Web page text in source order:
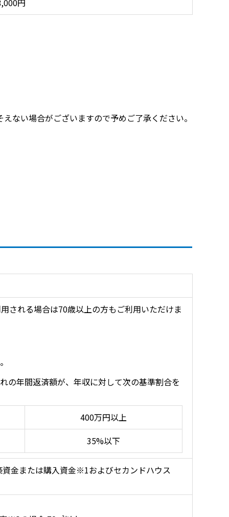
円
ない場合がございますので予めご了承ください。
される場合は70歳以上の方もご利用いただけま
の年間返済額が、年収に対して次の基準割合を
400万円以上
35%以下
金または購入資金※1およびセカンドハウス